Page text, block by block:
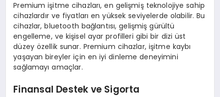
Premium işitme cihazları, en gelişmiş teknolojiye sahip
cihazlardır ve fiyatları en yüksek seviyelerde olabilir. Bu
cihazlar, bluetooth bağlantısı, gelişmiş gürültü
engelleme, ve kişisel ayar profilleri gibi bir dizi üst
düzey özellik sunar. Premium cihazlar, işitme kaybı
yaşayan bireyler için en iyi dinleme deneyimini
sağlamayı amaçlar.
Finansal Destek ve Sigorta